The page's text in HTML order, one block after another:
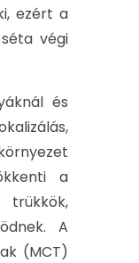
ezért a
végi
és
a
A
(MCT)